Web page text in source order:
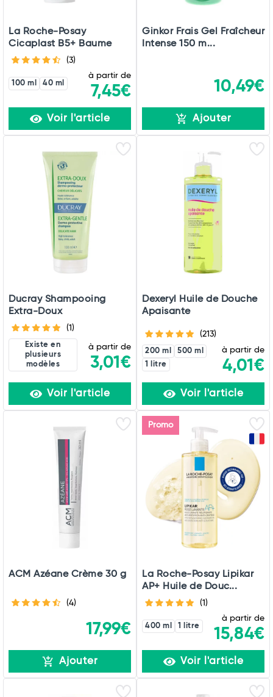
La Roche-Posay
Cicaplast B5+ Baume
(3)
100 ml 40 ml
à partir de
7,45€
Voir l'article
Ginkor Frais Gel Fraîcheur
Intense 150 m...
10,49€
Ajouter
Ducray Shampooing
Extra-Doux
(1)
Existe en
plusieurs
modèles
à partir de
3,01€
Voir l'article
Dexeryl Huile de Douche
Apaisante
(213)
200 ml
500 ml
1 litre
à partir de
4,01€
Voir l'article
ACM Azéane Crème 30 g
(4)
17,99€
Ajouter
Promo
La Roche-Posay Lipikar
AP+ Huile de Douc...
(1)
400 ml 1 litre
à partir de
15,84€
Voir l'article